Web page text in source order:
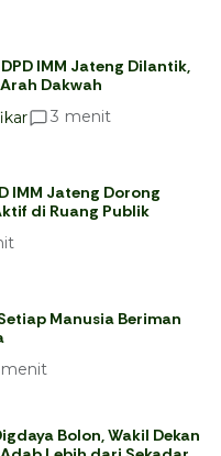
IMM Jateng Dilantik,
Dakwah
3 menit
IMM Jateng Dorong
di Ruang Publik
Manusia Beriman
menit
Bolon, Wakil Dekan